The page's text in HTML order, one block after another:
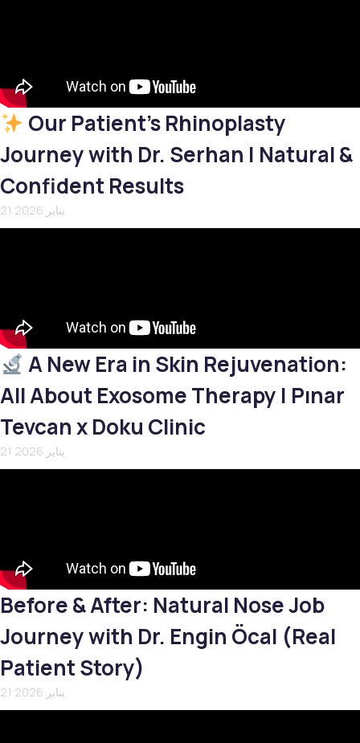
Our Patient’s Rhinoplasty
Journey with Dr. Serhan | Natural &
Confident Results
21 يناير 2026
A New Era in Skin Rejuvenation:
All About Exosome Therapy | Pınar
Tevcan x Doku Clinic
21 يناير 2026
Before & After: Natural Nose Job
Journey with Dr. Engin Öcal (Real
Patient Story)
21 يناير 2026